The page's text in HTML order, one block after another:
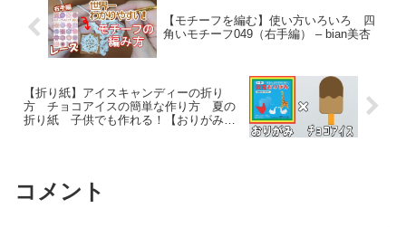
【モチーフを編む】使い方いろいろ 四
角いモチーフ049（右手編） – bian美杏
【折り紙】アイスキャンディーの折り
方 チョコアイスの簡単な作り方 夏の
折り紙 子供でも作れる！【おりがみ】
コメント